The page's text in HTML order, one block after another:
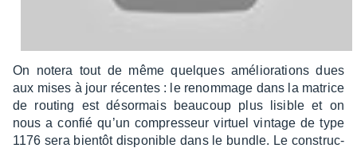
On notera tout de même quelques amélio­ra­tions dues
aux mises à jour récentes : le renom­mage dans la matrice
de routing est désor­mais beau­coup plus lisible et on
nous a confié qu’un compres­seur virtuel vintage de type
1176 sera bien­tôt dispo­nible dans le bundle. Le construc­